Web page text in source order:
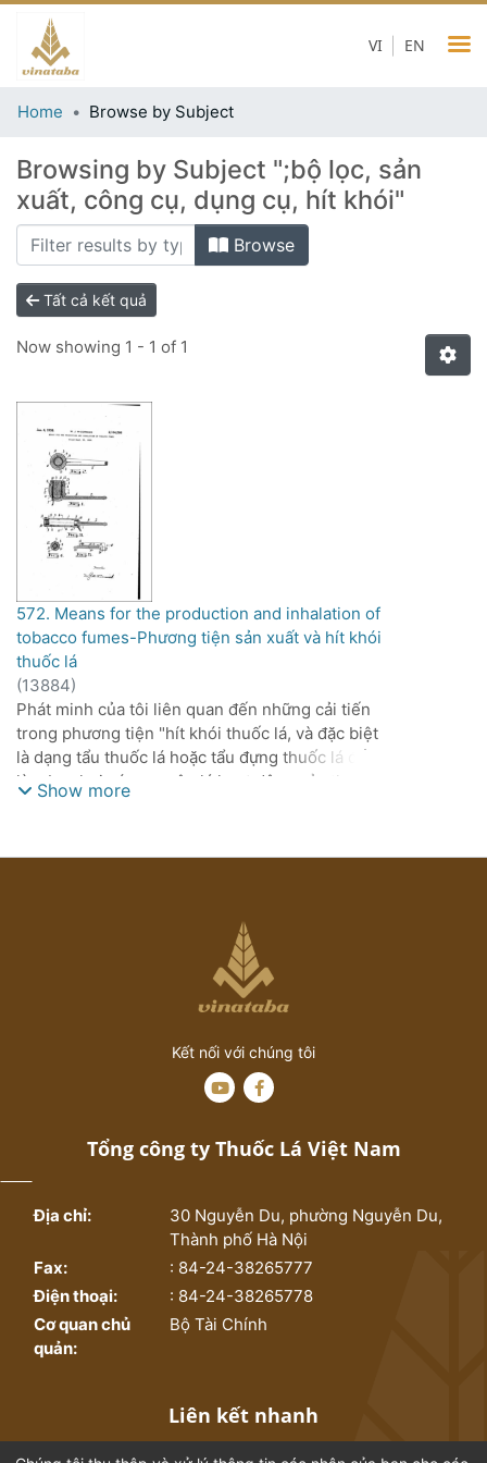
EN
VI
Home Browse by Subject
Browsing by Subject ";bộ lọc, sản
xuất, công cụ, dụng cụ, hít khói"
Browse
Tất cả kết quả
Now showing 1 - 1 of 1
572. Means for the production and inhalation of
tobacco fumes-Phương tiện sản xuất và hít khói
thuốc lá
(13884)
Phát minh của tôi liên quan đến những cải tiến
trong phương tiện "hít khói thuốc lá, và đặc biệt
là dạng tẩu thuốc lá hoặc tẩu đựng thuốc lá để
làm bay hơi các nguyên lý hoạt động của thuốc
lá khi hít vào, quá trình bay hơi được thực hiện
xác định trước, thay vì bằng cách đánh lửa và đốt
Show more
Kết nối với chúng tôi
Tổng công ty Thuốc Lá Việt Nam
Địa chỉ:
30 Nguyễn Du, phường Nguyễn Du,
Thành phố Hà Nội
Fax:
: 84-24-38265777
Điện thoại:
: 84-24-38265778
Cơ quan chủ
quản:
Bộ Tài Chính
Liên kết nhanh